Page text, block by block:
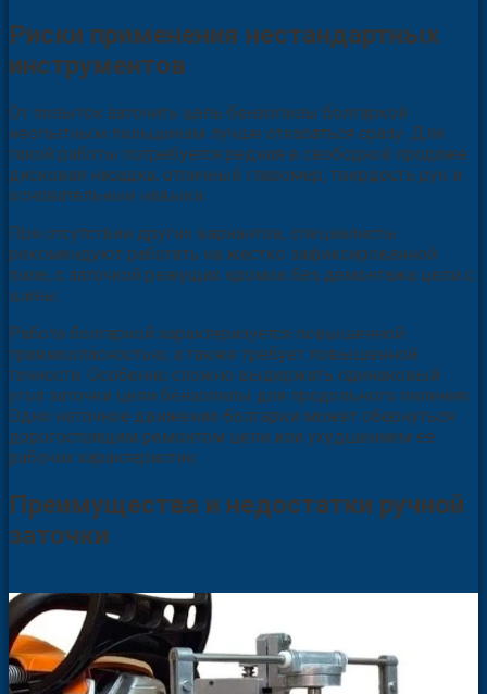
Риски применения нестандартных
инструментов
От попыток заточить цепь бензопилы болгаркой
неопытным пильщикам лучше отказаться сразу. Для
такой работы потребуется редкая в свободной продаже
дисковая насадка, отличный глазомер, твердость рук и
основательные навыки.
При отсутствии других вариантов, специалисты
рекомендуют работать на жестко зафиксированной
пиле, с заточкой режущих кромок без демонтажа цепи с
шины.
Работа болгаркой характеризуется повышенной
травмоопасностью, а также требует повышенной
точности. Особенно сложно выдержать одинаковый
угол заточки цепи бензопилы для продольного пиления.
Одно неточное движение болгарки может обернуться
дорогостоящим ремонтом цепи или ухудшением ее
рабочих характеристик.
Преимущества и недостатки ручной
заточки